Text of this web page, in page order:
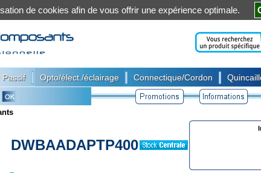
Passif Opto/élect./éclairage Connectique/Cordon
DWBAADAPTP400
de cookies afin de vous offrir une expérience optimale.